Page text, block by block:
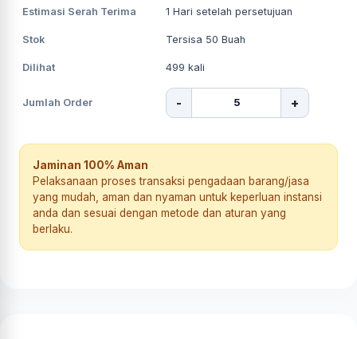
Estimasi Serah Terima 1 Hari setelah persetujuan
Stok Tersisa 50 Buah
Dilihat 499 kali
Jumlah Order - +
Jaminan 100% Aman
Pelaksanaan proses transaksi pengadaan barang/jasa
yang mudah, aman dan nyaman untuk keperluan instansi
anda dan sesuai dengan metode dan aturan yang
berlaku.